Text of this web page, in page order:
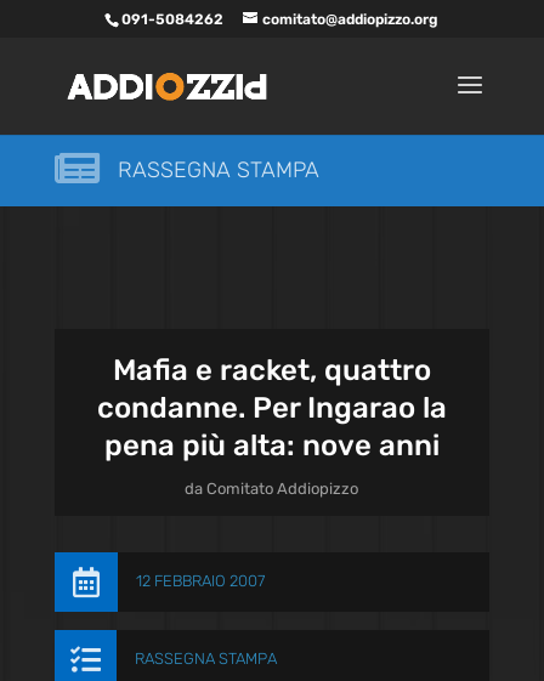
091-5084262 comitato@addiopizzo.org
 RASSEGNA STAMPA
Mafia e racket, quattro
condanne. Per Ingarao la
pena più alta: nove anni
daComitato Addiopizzo
 12 FEBBRAIO 2007
 RASSEGNA STAMPA